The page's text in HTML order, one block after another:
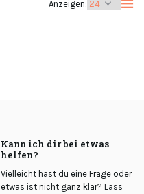
Anzeigen:
Kann ich dir bei etwas
helfen?
Vielleicht hast du eine Frage oder
etwas ist nicht ganz klar? Lass